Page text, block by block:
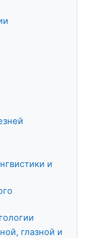
и
глазной и